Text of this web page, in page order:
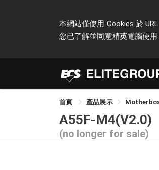
本網站僅使用 Cookies 於
您已了解並同意精英電腦使
首頁 產品展示
A55F-M4(V2.0)
(no longer for sale)